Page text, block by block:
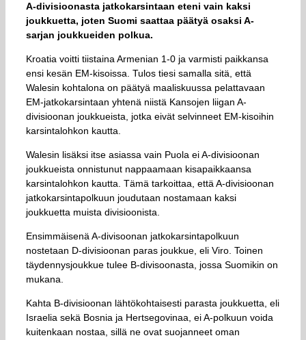
A-divisioonasta jatkokarsintaan eteni vain kaksi
joukkuetta, joten Suomi saattaa päätyä osaksi A-
sarjan joukkueiden polkua.
Kroatia voitti tiistaina Armenian 1-0 ja varmisti paikkansa
ensi kesän EM-kisoissa. Tulos tiesi samalla sitä, että
Walesin kohtalona on päätyä maaliskuussa pelattavaan
EM-jatkokarsintaan yhtenä niistä Kansojen liigan A-
divisioonan joukkueista, jotka eivät selvinneet EM-kisoihin
karsintalohkon kautta.
Walesin lisäksi itse asiassa vain Puola ei A-divisioonan
joukkueista onnistunut nappaamaan kisapaikkaansa
karsintalohkon kautta. Tämä tarkoittaa, että A-divisioonan
jatkokarsintapolkuun joudutaan nostamaan kaksi
joukkuetta muista divisioonista.
Ensimmäisenä A-divisoonan jatkokarsintapolkuun
nostetaan D-divisioonan paras joukkue, eli Viro. Toinen
täydennysjoukkue tulee B-divisoonasta, jossa Suomikin on
mukana.
Kahta B-divisioonan lähtökohtaisesti parasta joukkuetta, eli
Israelia sekä Bosnia ja Hertsegovinaa, ei A-polkuun voida
kuitenkaan nostaa, sillä ne ovat suojanneet oman